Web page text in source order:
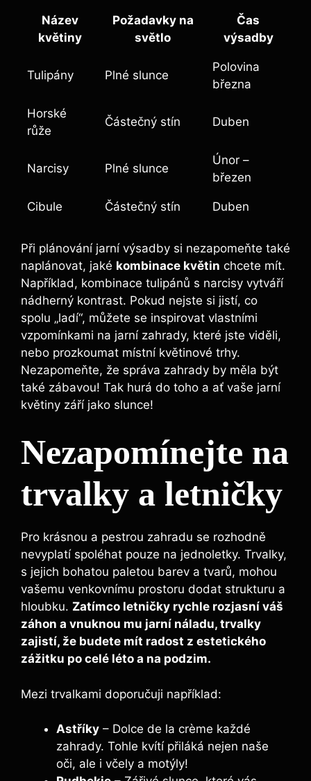
Název
květiny
Požadavky na
světlo
Čas
výsadby
Tulipány Plné slunce
Polovina
března
Horské
růže
Částečný stín Duben
Narcisy Plné slunce
Únor –
březen
Cibule Částečný stín Duben
Při plánování jarní výsadby si nezapomeňte také
naplánovat, jaké kombinace květin chcete mít.
Například, kombinace tulipánů s narcisy vytváří
nádherný kontrast. Pokud nejste si jistí, co
spolu „ladí“, můžete se inspirovat vlastními
vzpomínkami na jarní zahrady, které jste viděli,
nebo prozkoumat místní květinové trhy.
Nezapomeňte, že správa zahrady by měla být
také zábavou! Tak hurá do toho a ať vaše jarní
květiny září jako slunce!
Nezapomínejte na
trvalky a letničky
Pro krásnou a pestrou zahradu se rozhodně
nevyplatí spoléhat pouze na jednoletky. Trvalky,
s jejich bohatou paletou barev a tvarů, mohou
vašemu venkovnímu prostoru dodat strukturu a
hloubku. Zatímco letničky rychle rozjasní váš
záhon a vnuknou mu jarní náladu, trvalky
zajistí, že budete mít radost z estetického
zážitku po celé léto a na podzim.
Mezi trvalkami doporučuji například:
Astříky – Dolce de la crème každé
zahrady. Tohle kvítí přiláká nejen naše
oči, ale i včely a motýly!